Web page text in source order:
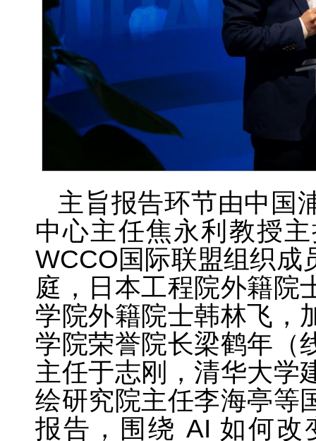
主旨报告环节由中国
中心主任焦永利教授
WCCO国际联盟组织成
庭，日本工程院外籍院
学院外籍院士韩林飞，
学院荣誉院长梁鹤年（
主任于志刚，清华大学
绘研究院主任李海亭等
报告，围绕 AI 如何改